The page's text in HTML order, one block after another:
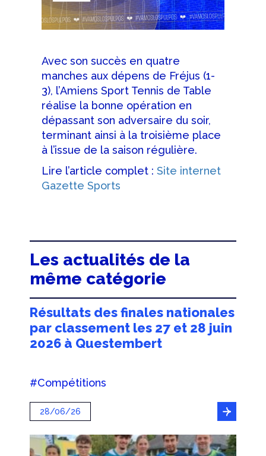
Avec son succès en quatre
manches aux dépens de Fréjus (1-
3), l’Amiens Sport Tennis de Table
réalise la bonne opération en
dépassant son adversaire du soir,
terminant ainsi à la troisième place
à l’issue de la saison régulière.
Lire l’article complet : Site internet
Gazette Sports
Les actualités de la
même catégorie
Résultats des finales nationales
par classement les 27 et 28 juin
2026 à Questembert
#Compétitions
28/06/26